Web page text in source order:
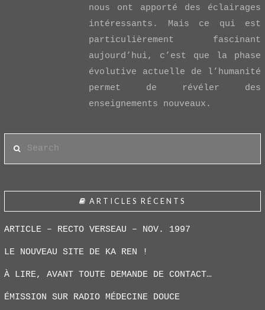
nous ont apporté des éclairages
intéressants. Mais ce qui est
particulièrement fascinant
aujourd’hui, c’est que la phase
évolutive actuelle de l’humanité
permet de révéler des
enseignements nouveaux.
ARTICLES RÉCENTS
ARTICLE – RECTO VERSEAU – NOV. 1997
LE NOUVEAU SITE DE KA REN !
À LIRE, AVANT TOUTE DEMANDE DE CONTACT…
ÉMISSION SUR RADIO MÉDECINE DOUCE